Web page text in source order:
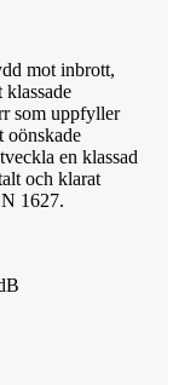
mot inbrott,
som uppfyller
oönskade
en klassad
och klarat
1627.